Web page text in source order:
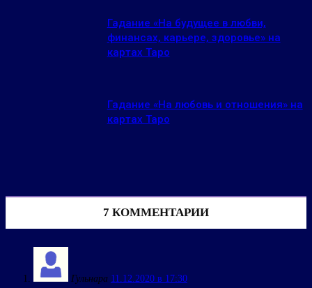
Гадание «На будущее в любви,
финансах, карьере, здоровье» на
картах Таро
Гадание «На любовь и отношения» на
картах Таро
7 КОММЕНТАРИИ
Гульнара 11.12.2020 в 17:30